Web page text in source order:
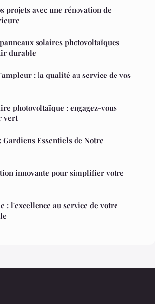
projets avec une rénovation de
solaires photovoltaïques
durable
: la qualité au service de vos
photovoltaïque : engagez-vous
vert
Gardiens Essentiels de Notre
innovante pour simplifier votre
: l'excellence au service de votre